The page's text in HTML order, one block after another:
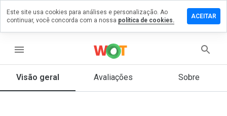
menu
Visão geral Avaliações Sobre
um
Este site usa cookies para análises e personalização. Ao
continuar, você concorda com a nossa política de cookies.
ACEITAR